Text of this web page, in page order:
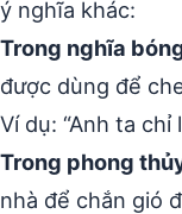
ý nghĩa khác:
Trong nghĩa
được dùng để
Ví dụ: “Anh ta
Trong phong
nhà để chắn gió